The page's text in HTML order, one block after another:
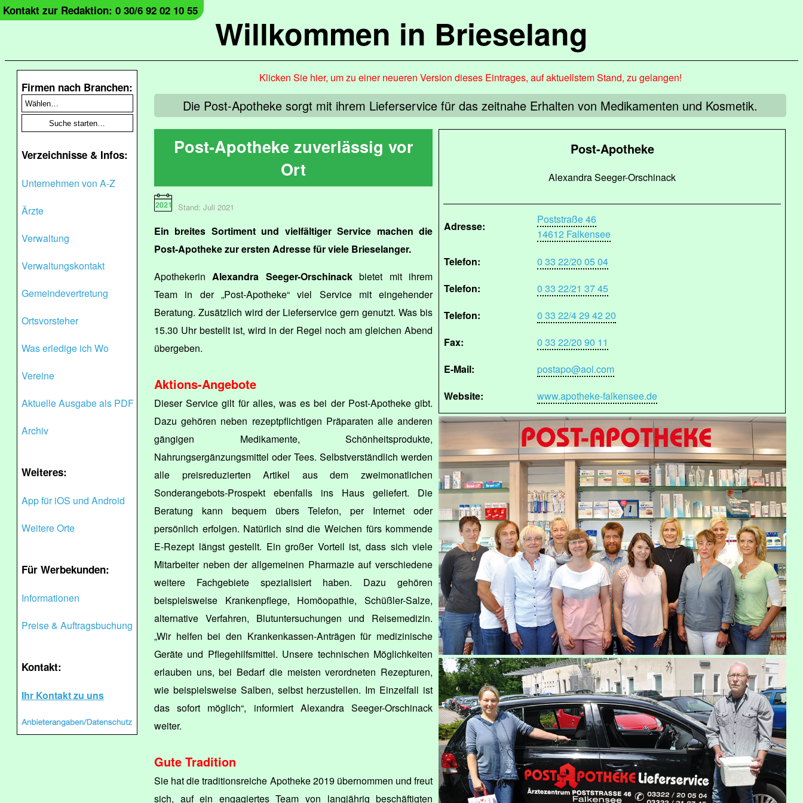
Willkommen in Brieselang
Kontakt zur Redaktion: 0 30/6 92 02 10 55
Firmen nach Branchen:
Verzeichnisse & Infos:
Unternehmen von A-Z
Ärzte
Verwaltung
Verwaltungskontakt
Gemeindevertretung
Ortsvorsteher
Was erledige ich Wo
Vereine
Aktuelle Ausgabe als PDF
Archiv
Weiteres:
App für iOS und Android
Weitere Orte
Für Werbekunden:
Informationen
Preise & Auftragsbuchung
Kontakt:
Ihr Kontakt zu uns
Klicken Sie hier, um zu einer neueren Version dieses Eintrages, auf aktuellstem Stand, zu gelangen!
Die Post-Apotheke sorgt mit ihrem Lieferservice für das zeitnahe Erhalten von Medikamenten und Kosmetik.
Post-Apotheke
Alexandra Seeger-Orschinack
Adresse:
Poststraße 46
14612 Falkensee
Telefon:
0 33 22/20 05 04
Telefon:
0 33 22/21 37 45
Telefon:
0 33 22/4 29 42 20
Fax:
0 33 22/20 90 11
E-Mail:
postapo@aol.com
Website:
www.apotheke-falkensee.de
Post-Apotheke zuverlässig vor
Ort
Stand: Juli 2021
Ein breites Sortiment und vielfältiger Service machen die
Post-Apotheke zur ersten Adresse für viele Brieselanger.
ApothekerinAlexandra Seeger-Orschinackbietet mit ihrem
Team in der „Post-Apotheke“ viel Service mit eingehender
Beratung. Zusätzlich wird der Lieferservice gern genutzt. Was bis
15.30 Uhr bestellt ist, wird in der Regel noch am gleichen Abend
übergeben.
Aktions-Angebote
Dieser Service gilt für alles, was es bei der Post-Apotheke gibt.
Dazu gehören neben rezeptpflichtigen Präparaten alle anderen
gängigen Medikamente, Schönheitsprodukte,
Nahrungsergänzungsmittel oder Tees. Selbstverständlich werden
alle preisreduzierten Artikel aus dem zweimonatlichen
Sonderangebots-Prospekt ebenfalls ins Haus geliefert. Die
Beratung kann bequem übers Telefon, per Internet oder
persönlich erfolgen. Natürlich sind die Weichen fürs kommende
E-Rezept längst gestellt. Ein großer Vorteil ist, dass sich viele
Mitarbeiter neben der allgemeinen Pharmazie auf verschiedene
weitere Fachgebiete spezialisiert haben. Dazu gehören
beispielsweise Krankenpflege, Homöopathie, Schüßler-Salze,
alternative Verfahren, Blutuntersuchungen und Reisemedizin.
„Wir helfen bei den Krankenkassen-Anträgen für medizinische
Geräte und Pflegehilfsmittel. Unsere technischen Möglichkeiten
erlauben uns, bei Bedarf die meisten verordneten Rezepturen,
wie beispielsweise Salben, selbst herzustellen. Im Einzelfall ist
das sofort möglich“, informiert Alexandra Seeger-Orschinack
weiter.
Gute Tradition
Sie hat die traditionsreiche Apotheke 2019 übernommen und freut
sich, auf ein engagiertes Team von langjährig beschäftigten